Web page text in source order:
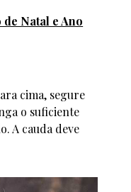
Natal e Ano
cima, segure
o suficiente
A cauda deve